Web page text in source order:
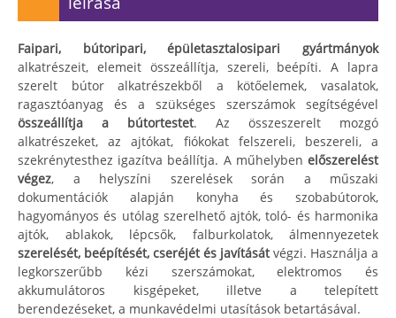
Faipari, bútoripari, épületasztalosipari gyártmányok
alkatrészeit, elemeit összeállítja, szereli, beépíti. A lapra
szerelt bútor alkatrészekből a kötőelemek, vasalatok,
ragasztóanyag és a szükséges szerszámok segítségével
összeállítja a bútortestet. Az összeszerelt mozgó
alkatrészeket, az ajtókat, fiókokat felszereli, beszereli, a
szekrénytesthez igazítva beállítja. A műhelyben előszerelést
végez, a helyszíni szerelések során a műszaki
dokumentációk alapján konyha és szobabútorok,
hagyományos és utólag szerelhető ajtók, toló- és harmonika
ajtók, ablakok, lépcsők, falburkolatok, álmennyezetek
szerelését, beépítését, cseréjét és javításátvégzi. Használja a
legkorszerűbb kézi szerszámokat, elektromos és
akkumulátoros kisgépeket, illetve a telepített
berendezéseket, a munkavédelmi utasítások betartásával.